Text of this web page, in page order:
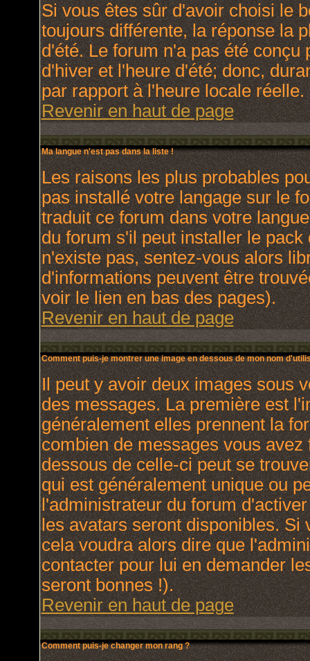
Si vous êtes sûr d'avoir choisi le
toujours différente, la réponse la
d'été. Le forum n'a pas été
d'hiver et l'heure d'été; donc,
par rapport à l'heure locale réelle.
Revenir en haut de page
Ma langue n'est pas dans la liste !
Les raisons les plus probables
pas installé votre langage sur le
traduit ce forum dans votre
du forum s'il peut installer le
n'existe pas, sentez-vous alors
d'informations peuvent être
voir le lien en bas des pages).
Revenir en haut de page
Comment puis-je montrer une image en dessous de mon nom
Il peut y avoir deux images sous
des messages. La première est
généralement elles prennent la
combien de messages vous
dessous de celle-ci peut se
qui est généralement unique ou
l'administrateur du forum
les avatars seront disponibles. Si
cela voudra alors dire que
contacter pour lui en demander
seront bonnes !).
Revenir en haut de page
Comment puis-je changer mon rang ?